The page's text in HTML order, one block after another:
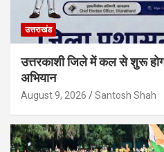
उत्तराखंड
उत्तरकाशी जिले में कल से शुरू
अभियान
August 9, 2026 Santosh Shah